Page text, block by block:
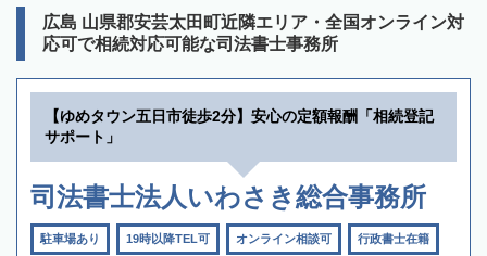
広島 山県郡安芸太田町近隣エリア・全国オンライン対
応可で相続対応可能な司法書士事務所
【ゆめタウン五日市徒歩2分】安心の定額報酬「相続登記
サポート」
司法書士法人いわさき総合事務所
駐車場あり 19時以降TEL可 オンライン相談可 行政書士在籍